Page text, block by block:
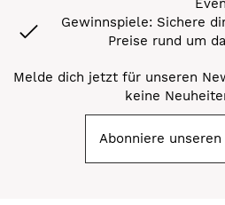
Gewinnspiele: Sichere
Preise rund um
Melde dich jetzt für unseren
keine
Abonniere